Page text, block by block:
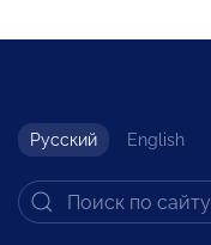
Русский English